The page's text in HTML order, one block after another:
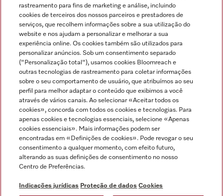
Indicações jurídicas
Condições gerais
Proteção de dados
Condições de utilização
Canal de Ética
Formulário de livre resolução
Miele no Instagram
Miele no Facebook
Miele no Youtube
rastreamento para fins de marketing e análise, incluindo
cookies de terceiros dos nossos parceiros e prestadores de
serviços, que recolhem informações sobre a sua utilização do
website e nos ajudam a personalizar e melhorar a sua
experiência online. Os cookies também são utilizados para
personalizar anúncios. Sob um consentimento separado
("Personalização total"), usamos cookies Bloomreach e
outras tecnologias de rastreamento para coletar informações
sobre o seu comportamento de usuário, que atribuímos ao seu
perfil para melhor adaptar o conteúdo que exibimos a você
através de vários canais. Ao selecionar «Aceitar todos os
cookies», concorda com todos os cookies e tecnologias. Para
apenas cookies e tecnologias essenciais, selecione «Apenas
cookies essenciais». Mais informações podem ser
encontradas em «Definições de cookies». Pode revogar o seu
consentimento a qualquer momento, com efeito futuro,
alterando as suas definições de consentimento no nosso
Centro de Preferências.
Indicações jurídicas Proteção de dados Cookies